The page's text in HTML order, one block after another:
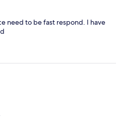
need to be fast respond. I have